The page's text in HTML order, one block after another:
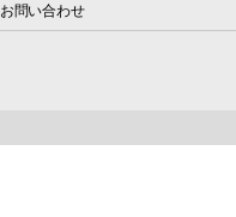
お問い合わせ